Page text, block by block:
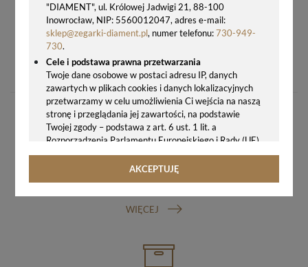
"DIAMENT", ul. Królowej Jadwigi 21, 88-100
Inowrocław, NIP: 5560012047, adres e-mail:
sklep@zegarki-diament.pl, numer telefonu:730-949-
730.
Cele i podstawa prawna przetwarzania
Twoje dane osobowe w postaci adresu IP, danych
zawartych w plikach cookies i danych lokalizacyjnych
przetwarzamy w celu umożliwienia Ci wejścia na naszą
stronę i przeglądania jej zawartości, na podstawie
Twojej zgody – podstawa z art. 6 ust. 1 lit. a
Rozporządzenia Parlamentu Europejskiego i Rady (UE)
2016/679 z 27.04.2016 r. w sprawie ochrony osób
fizycznych w związku z przetwarzaniem danych
rozporządzenie o ochronie danych, tj. RODO).
hostingodawcy. Takie podmioty przetwarzają dane na
AKCEPTUJĘ
BUDZIK NA BATERIĘ ZIELONY, ALARM JVD DIA-SR309.5
66,00 zł
WIĘCEJ